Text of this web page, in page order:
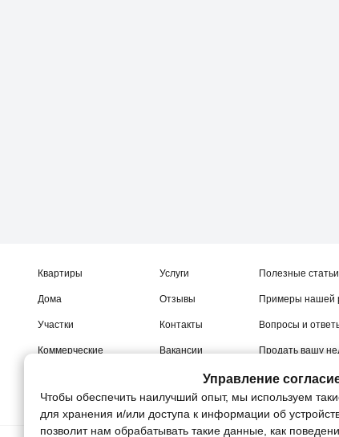
Квартиры
Дома
Участки
Коммерческие
Услуги
Отзывы
Контакты
Вакансии
Полезные статьи
Примеры нашей
Вопросы и
Продать вашу
Управление
Чтобы обеспечить наилучший опыт, мы используем
для хранения и/или доступа к информации об
позволит нам обрабатывать такие данные, как